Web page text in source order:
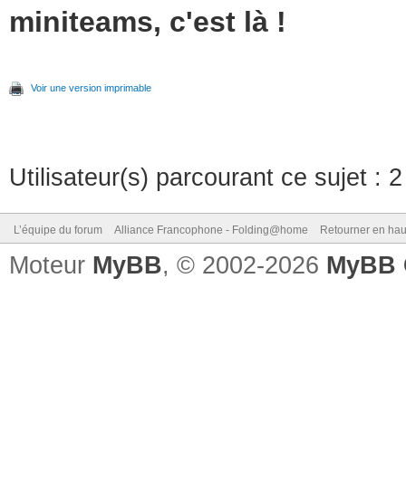
miniteams, c'est là !
Voir une version imprimable
Utilisateur(s) parcourant ce sujet :
L’équipe du forum Alliance Francophone - Folding@home Retourner en
Moteur MyBB, © 2002-2026 MyBB